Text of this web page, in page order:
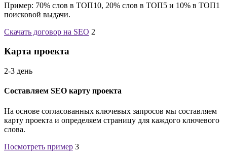
Пример: 70% слов в ТОП10, 20% слов в ТОП5 и 10% в ТОП1
поисковой выдачи.
Скачать договор на SEO 2
Карта проекта
2-3 день
Составляем SEO карту проекта
На основе согласованных ключевых запросов мы составляем
карту проекта и определяем страницу для каждого ключевого
слова.
Посмотреть пример 3